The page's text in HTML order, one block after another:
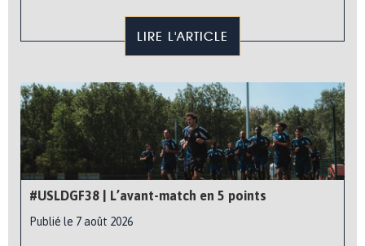
LIRE L'ARTICLE
#USLDGF38 | L’avant-match en 5 points
Publié le 7 août 2026